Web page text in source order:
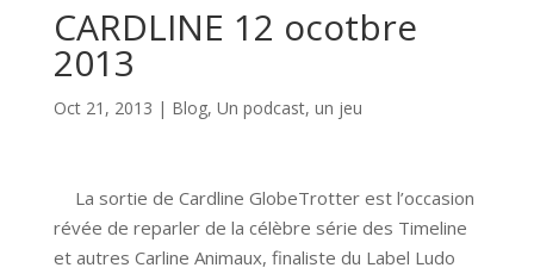
CARDLINE 12 ocotbre
2013
Oct 21, 2013 | Blog, Un podcast, un jeu
La sortie de Cardline GlobeTrotter est l’occasion
révée de reparler de la célèbre série des Timeline
et autres Carline Animaux, finaliste du Label Ludo